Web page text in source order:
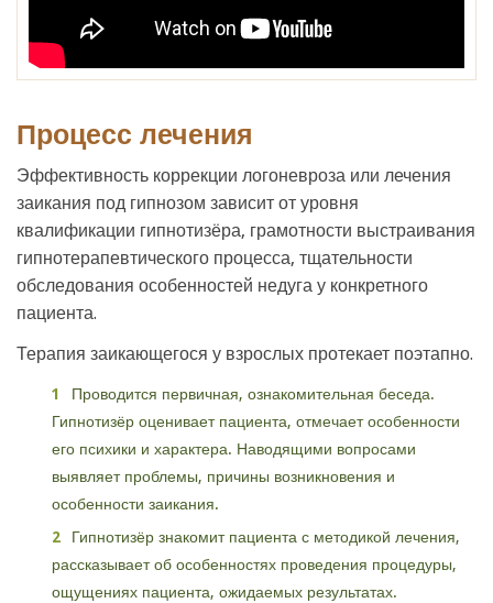
Процесс лечения
Эффективность коррекции логоневроза или лечения
заикания под гипнозом зависит от уровня
квалификации гипнотизёра, грамотности выстраивания
гипнотерапевтического процесса, тщательности
обследования особенностей недуга у конкретного
пациента.
Терапия заикающегося у взрослых протекает поэтапно.
Проводится первичная, ознакомительная беседа.
Гипнотизёр оценивает пациента, отмечает особенности
его психики и характера. Наводящими вопросами
выявляет проблемы, причины возникновения и
особенности заикания.
Гипнотизёр знакомит пациента с методикой лечения,
рассказывает об особенностях проведения процедуры,
ощущениях пациента, ожидаемых результатах.